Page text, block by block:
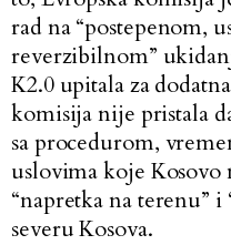
rad na “postepenom,
reverzibilnom”
K2.0 upitala za
komisija nije pristala
sa procedurom,
uslovima koje
“napretka na terenu” i
severu Kosova.